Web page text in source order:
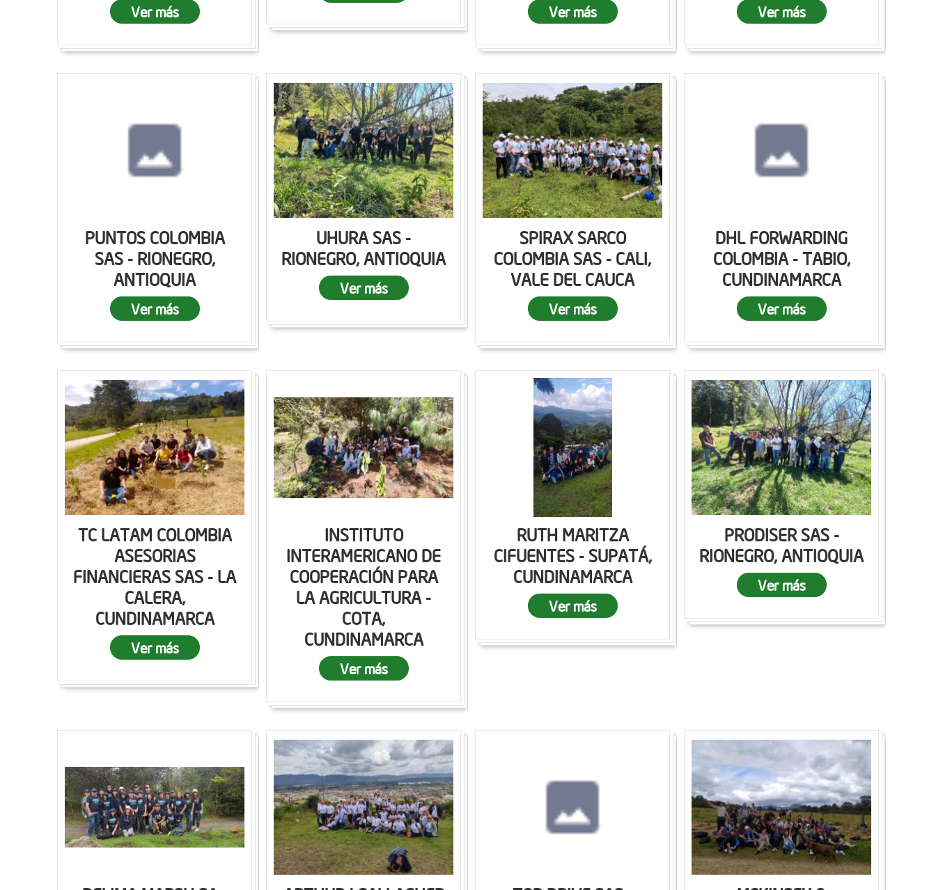
Ver más Ver más Ver más
PUNTOS COLOMBIA
SAS - RIONEGRO,
ANTIOQUIA
Ver más
UHURA SAS -
RIONEGRO, ANTIOQUIA
Ver más
SPIRAX SARCO
COLOMBIA SAS - CALI,
VALE DEL CAUCA
Ver más
DHL FORWARDING
COLOMBIA - TABIO,
CUNDINAMARCA
Ver más
TC LATAM COLOMBIA
ASESORIAS
FINANCIERAS SAS - LA
CALERA,
CUNDINAMARCA
Ver más
INSTITUTO
INTERAMERICANO DE
COOPERACIÓN PARA
LA AGRICULTURA -
COTA,
CUNDINAMARCA
Ver más
RUTH MARITZA
CIFUENTES - SUPATÁ,
CUNDINAMARCA
Ver más
PRODISER SAS -
RIONEGRO, ANTIOQUIA
Ver más